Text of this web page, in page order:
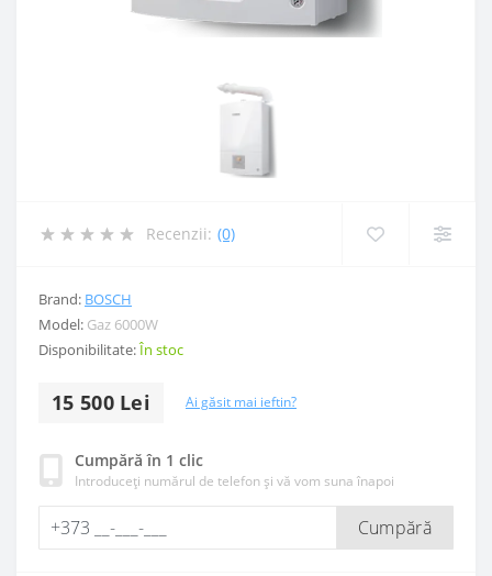
Recenzii: (0)
Brand: BOSCH
Model: Gaz 6000W
Disponibilitate:În stoc
15 500 Lei Ai găsit mai ieftin?
Cumpără în 1 clic
Introduceți numărul de telefon și vă vom suna înapoi
Cumpără